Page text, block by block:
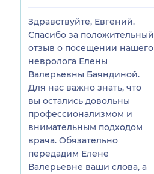
Здравствуйте, Евгений.
Спасибо за положительный
отзыв о посещении нашего
невролога Елены
Валерьевны Баяндиной.
Для нас важно знать, что
вы остались довольны
профессионализмом и
внимательным подходом
врача. Обязательно
передадим Елене
Валерьевне ваши слова, а